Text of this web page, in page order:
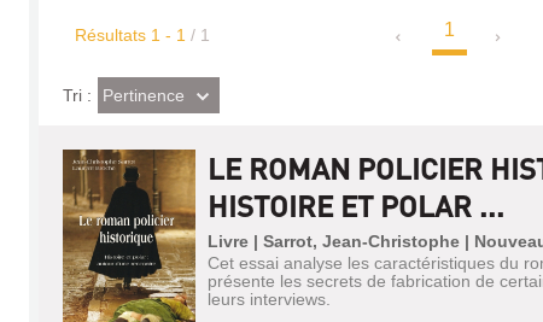
Résultats 1 - 1 / 1 1
Tri :(Effet
imédiat)
Pertinence
LE ROMAN POLICIER
HISTOIRE ET POLAR ...
Livre | Sarrot, Jean-Christophe |
Cet essai analyse les caractéristiques du
présente les secrets de fabrication de
leurs interviews.